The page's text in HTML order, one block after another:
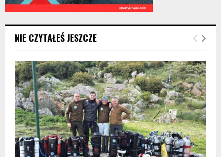
NIE CZYTAŁEŚ JESZCZE